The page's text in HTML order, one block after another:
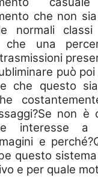
che non
normali classi
che una
può
che questo sia
non è
interesse a
e
questo
e per quale